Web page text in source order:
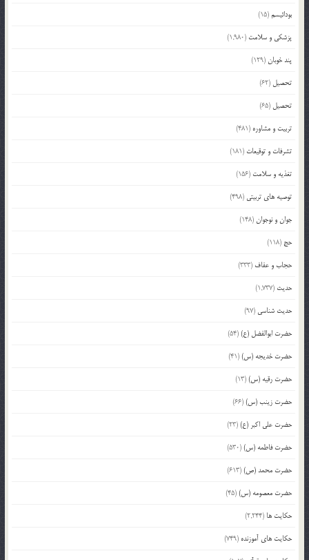
بودائیسم(15)
پزشکی و سلامت (1,980)
پند خوبان(129)
تحصیل (62)
تحصیل (65)
تربیت و مشاوره (481)
تشرفات و توقیعات (181)
تغذیه و سلامت (156)
توصیه های تربیتی (498)
جوان و نوجوان(148)
حج (118)
حجاب و عفاف (333)
حدیث (1,737)
حدیث شناسی (97)
حضرت ابوالفضل (ع)(54)
حضرت خدیجه (س)(41)
حضرت رقیه (س)(13)
حضرت زینب (س)(66)
حضرت علی اکبر (ع)(23)
حضرت فاطمه (س)(530)
حضرت محمد (ص)(613)
حضرت معصومه (س)(45)
حکایت ها (2,244)
حکایت های آموزنده (749)